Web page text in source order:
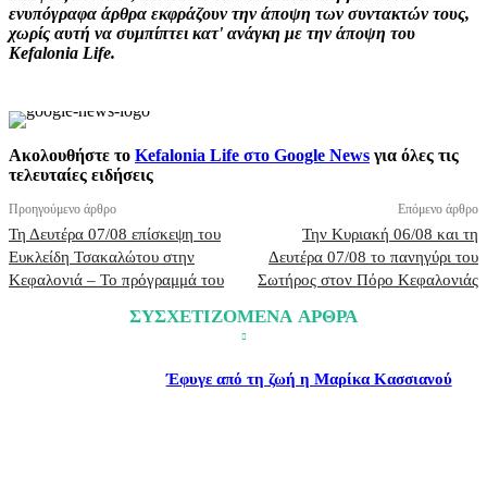
ενυπόγραφα άρθρα εκφράζουν την άποψη των συντακτών τους,
χωρίς αυτή να συμπίπτει κατ' ανάγκη με την άποψη του
Kefalonia Life.
Ακολουθήστε το Kefalonia Life στο Google News για όλες τις
τελευταίες ειδήσεις
Προηγούμενο άρθρο
Τη Δευτέρα 07/08 επίσκεψη του
Ευκλείδη Τσακαλώτου στην
Κεφαλονιά – Το πρόγραμμά του
Επόμενο άρθρο
Την Κυριακή 06/08 και τη
Δευτέρα 07/08 το πανηγύρι του
Σωτήρος στον Πόρο Κεφαλονιάς
ΣΥΣΧΕΤΙΖΟΜΕΝΑ ΑΡΘΡΑ
Έφυγε από τη ζωή η Μαρίκα Κασσιανού